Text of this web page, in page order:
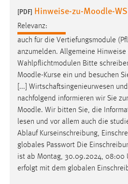
[PDF] Hinweise-zu-Moodle-
Relevanz:
auch für die Vertiefungsmodule
anzumelden. Allgemeine Hinweise
Wahlpflichtmodulen Bitte
Moodle-Kurse ein und besuchen
[...] Wirtschaftsingenieurwesen
nachfolgend informieren wir Sie
Moodle. Wir bitten Sie, die
lesen und vor allem auch die
Ablauf Kurseinschreibung,
globales Passwort Die
ist ab Montag, 30.09.2024, 08:00
erfolgt mit dem globalen